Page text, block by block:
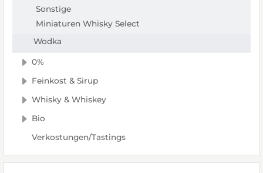
Sonstige
Miniaturen Whisky Select
Wodka
0%
Feinkost & Sirup
Whisky & Whiskey
Bio
Verkostungen/Tastings